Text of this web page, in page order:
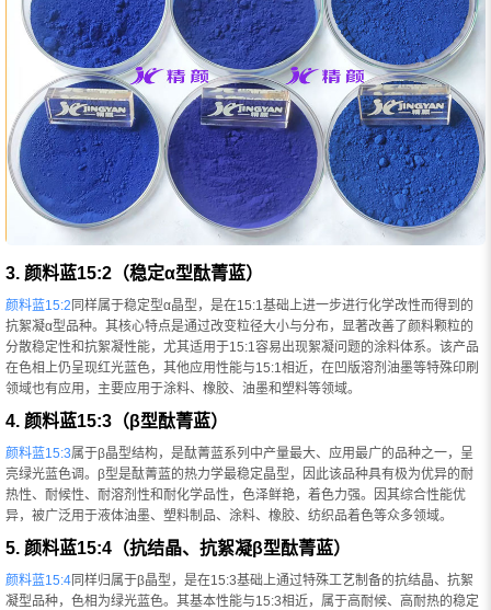
3. 颜料蓝15:2（稳定α型酞菁蓝）
颜料蓝15:2 同样属于稳定型α晶型，是在15:1基础上进一步进行化学改性而得到的
抗絮凝α型品种。其核心特点是通过改变粒径大小与分布，显著改善了颜料颗粒的
分散稳定性和抗絮凝性能，尤其适用于15:1容易出现絮凝问题的涂料体系。该产品
在色相上仍呈现红光蓝色，其他应用性能与15:1相近，在凹版溶剂油墨等特殊印刷
领域也有应用，主要应用于涂料、橡胶、油墨和塑料等领域。
4. 颜料蓝15:3（β型酞菁蓝）
颜料蓝15:3属于β晶型结构，是酞菁蓝系列中产量最大、应用最广的品种之一，呈
亮绿光蓝色调。β型是酞菁蓝的热力学最稳定晶型，因此该品种具有极为优异的耐
热性、耐候性、耐溶剂性和耐化学品性，色泽鲜艳，着色力强。因其综合性能优
异，被广泛用于液体油墨、塑料制品、涂料、橡胶、纺织品着色等众多领域。
5. 颜料蓝15:4（抗结晶、抗絮凝β型酞菁蓝）
颜料蓝15:4 同样归属于β晶型，是在15:3基础上通过特殊工艺制备的抗结晶、抗絮
凝型品种，色相为绿光蓝色。其基本性能与15:3相近，属于高耐候、高耐热的稳定